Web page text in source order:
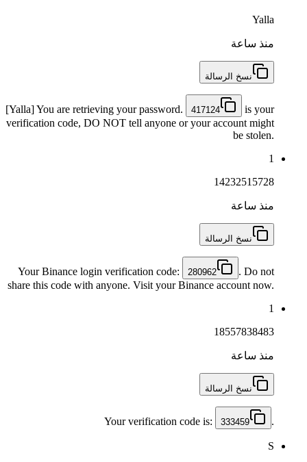
Yalla
منذ ساعة
نسخ الرسالة
[Yalla] You are retrieving your password. 417124
is your
verification code, DO NOT tell anyone or your account might
be stolen.
1
14232515728
منذ ساعة
نسخ الرسالة
Your Binance login verification code: 280962
. Do not
share this code with anyone. Visit your Binance account now.
1
18557838483
منذ ساعة
نسخ الرسالة
Your verification code is: 333459 .
S